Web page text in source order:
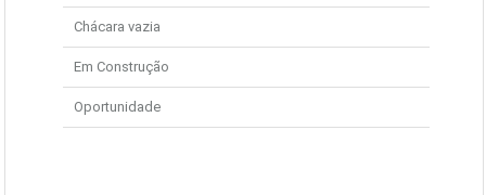
Chácara vazia
Em Construção
Oportunidade